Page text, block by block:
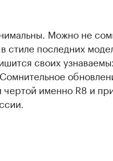
Можно не
стиле последних
своих
чертой именно R8 и